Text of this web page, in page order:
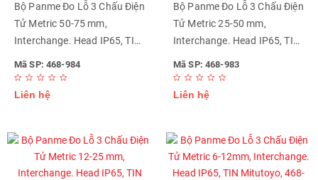
Bộ Panme Đo Lỗ 3 Chấu Điện
Tử Metric 50-75 mm,
Interchange. Head IP65, TIN
Mitutoyo, 468-984
Mã SP: 468-984
Liên hệ
Bộ Panme Đo Lỗ 3 Chấu Điện
Tử Metric 25-50 mm,
Interchange. Head IP65, TIN
Mitutoyo, 468-983
Mã SP: 468-983
Liên hệ